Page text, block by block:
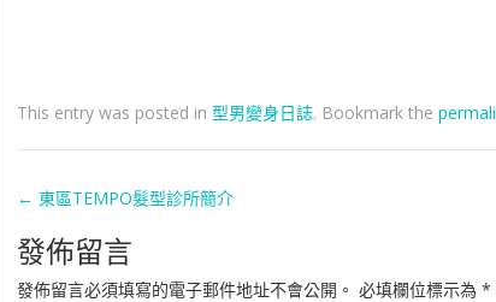
This entry was posted in 型男變身日誌. Bookmark the
Post navigation
← 東區TEMPO髮型診所簡介
發佈留言
發佈留言必須填寫的電子郵件地址不會公開。 必填欄位標示為 *